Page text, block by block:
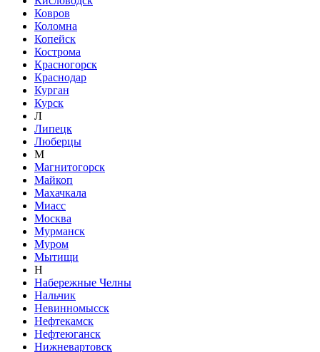
Ковров
Коломна
Копейск
Кострома
Красногорск
Краснодар
Курган
Курск
Л
Липецк
Люберцы
М
Магнитогорск
Майкоп
Махачкала
Миасс
Москва
Мурманск
Муром
Мытищи
Н
Набережные Челны
Нальчик
Невинномысск
Нефтекамск
Нефтеюганск
Нижневартовск